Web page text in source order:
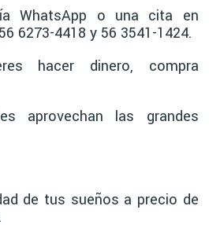
WhatsApp o una cita en
6273-4418 y 56 3541-1424.
hacer dinero, compra
aprovechan las grandes
de tus sueños a precio de